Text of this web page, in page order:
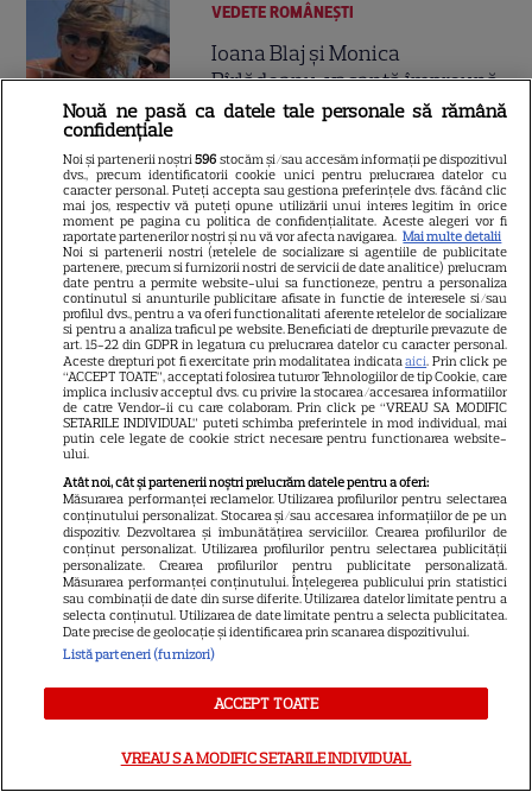
11
VEDETE ROMÂNEŞTI
Ioana Blaj și Monica
Bîrlădeanu, vacanță împreună
în Grecia. Imaginile de pe barcă
Despre Tvmania
Contact
Contacte televiziuni
Abonamente
Publicitate
Termeni și condiții
Despre cookies
Politica de confidenţialitate
Sitemap
Nouă ne pasă ca datele tale personale să rămână
confidențiale
Noi și partenerii noștri596 stocăm și/sau accesăm informații pe dispozitivul
dvs., precum identificatorii cookie unici pentru prelucrarea datelor cu
caracter personal. Puteți accepta sau gestiona preferințele dvs. făcând clic
mai jos, respectiv vă puteți opune utilizării unui interes legitim în orice
moment pe pagina cu politica de confidențialitate. Aceste alegeri vor fi
raportate partenerilor noștri și nu vă vor afecta navigarea. Mai multe detalii
Noi si partenerii nostri (retelele de socializare si agentiile de publicitate
partenere, precum si furnizorii nostri de servicii de date analitice) prelucram
date pentru a permite website-ului sa functioneze, pentru a personaliza
continutul si anunturile publicitare afisate in functie de interesele si/sau
profilul dvs., pentru a va oferi functionalitati aferente retelelor de socializare
si pentru a analiza traficul pe website. Beneficiati de drepturile prevazute de
art. 15-22 din GDPR in legatura cu prelucrarea datelor cu caracter personal.
Aceste drepturi pot fi exercitate prin modalitatea indicataaici. Prin click pe
“ACCEPT TOATE”, acceptati folosirea tuturor Tehnologiilor de tip Cookie, care
implica inclusiv acceptul dvs. cu privire la stocarea/accesarea informatiilor
de catre Vendor-ii cu care colaboram. Prin click pe “VREAU SA MODIFIC
SETARILE INDIVIDUAL” puteti schimba preferintele in mod individual, mai
putin cele legate de cookie strict necesare pentru functionarea website-
ului.
Atât noi, cât și partenerii noștri prelucrăm datele pentru a oferi:
Măsurarea performanței reclamelor. Utilizarea profilurilor pentru selectarea
conținutului personalizat. Stocarea și/sau accesarea informațiilor de pe un
dispozitiv. Dezvoltarea și îmbunătățirea serviciilor. Crearea profilurilor de
conținut personalizat. Utilizarea profilurilor pentru selectarea publicității
personalizate. Crearea profilurilor pentru publicitate personalizată.
Măsurarea performanței conținutului. Înțelegerea publicului prin statistici
sau combinații de date din surse diferite. Utilizarea datelor limitate pentru a
selecta conținutul. Utilizarea de date limitate pentru a selecta publicitatea.
Date precise de geolocație și identificarea prin scanarea dispozitivului.
Listă parteneri (furnizori)
ACCEPT TOATE
VREAU SA MODIFIC SETARILE INDIVIDUAL